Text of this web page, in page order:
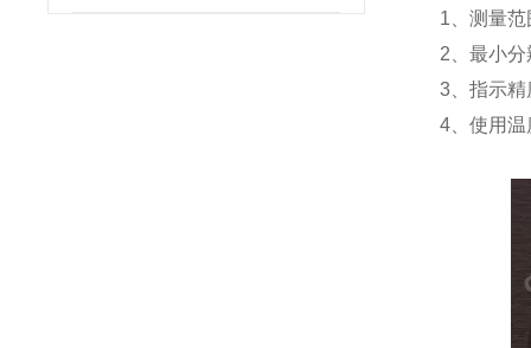
1 、测量
2 、最小
3 、指示
4 、使用